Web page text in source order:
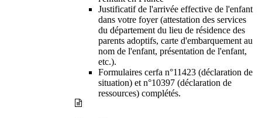
Justificatif de l'arrivée effective de l'enfant
dans votre foyer (attestation des services
du département du lieu de résidence des
parents adoptifs, carte d'embarquement au
nom de l'enfant, présentation de l'enfant,
etc.).
Formulaires cerfa n°11423 (déclaration de
situation) et n°10397 (déclaration de
ressources) complétés.